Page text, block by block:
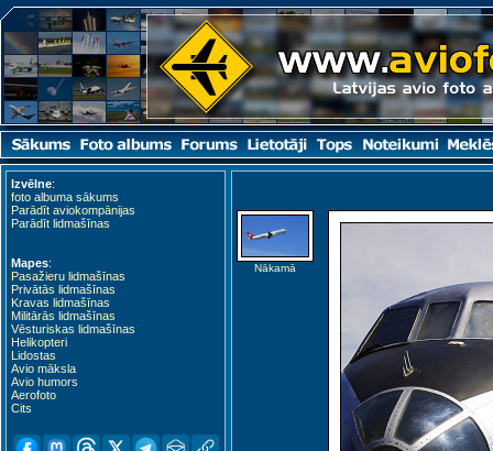
Izvēlne:
foto albuma sākums
Parādīt aviokompānijas
Parādīt lidmašīnas
Mapes:
Pasažieru lidmašīnas
Privātās lidmašīnas
Kravas lidmašīnas
Militārās lidmašīnas
Vēsturiskas lidmašīnas
Helikopteri
Lidostas
Avio māksla
Avio humors
Aerofoto
Cits
Nākamā